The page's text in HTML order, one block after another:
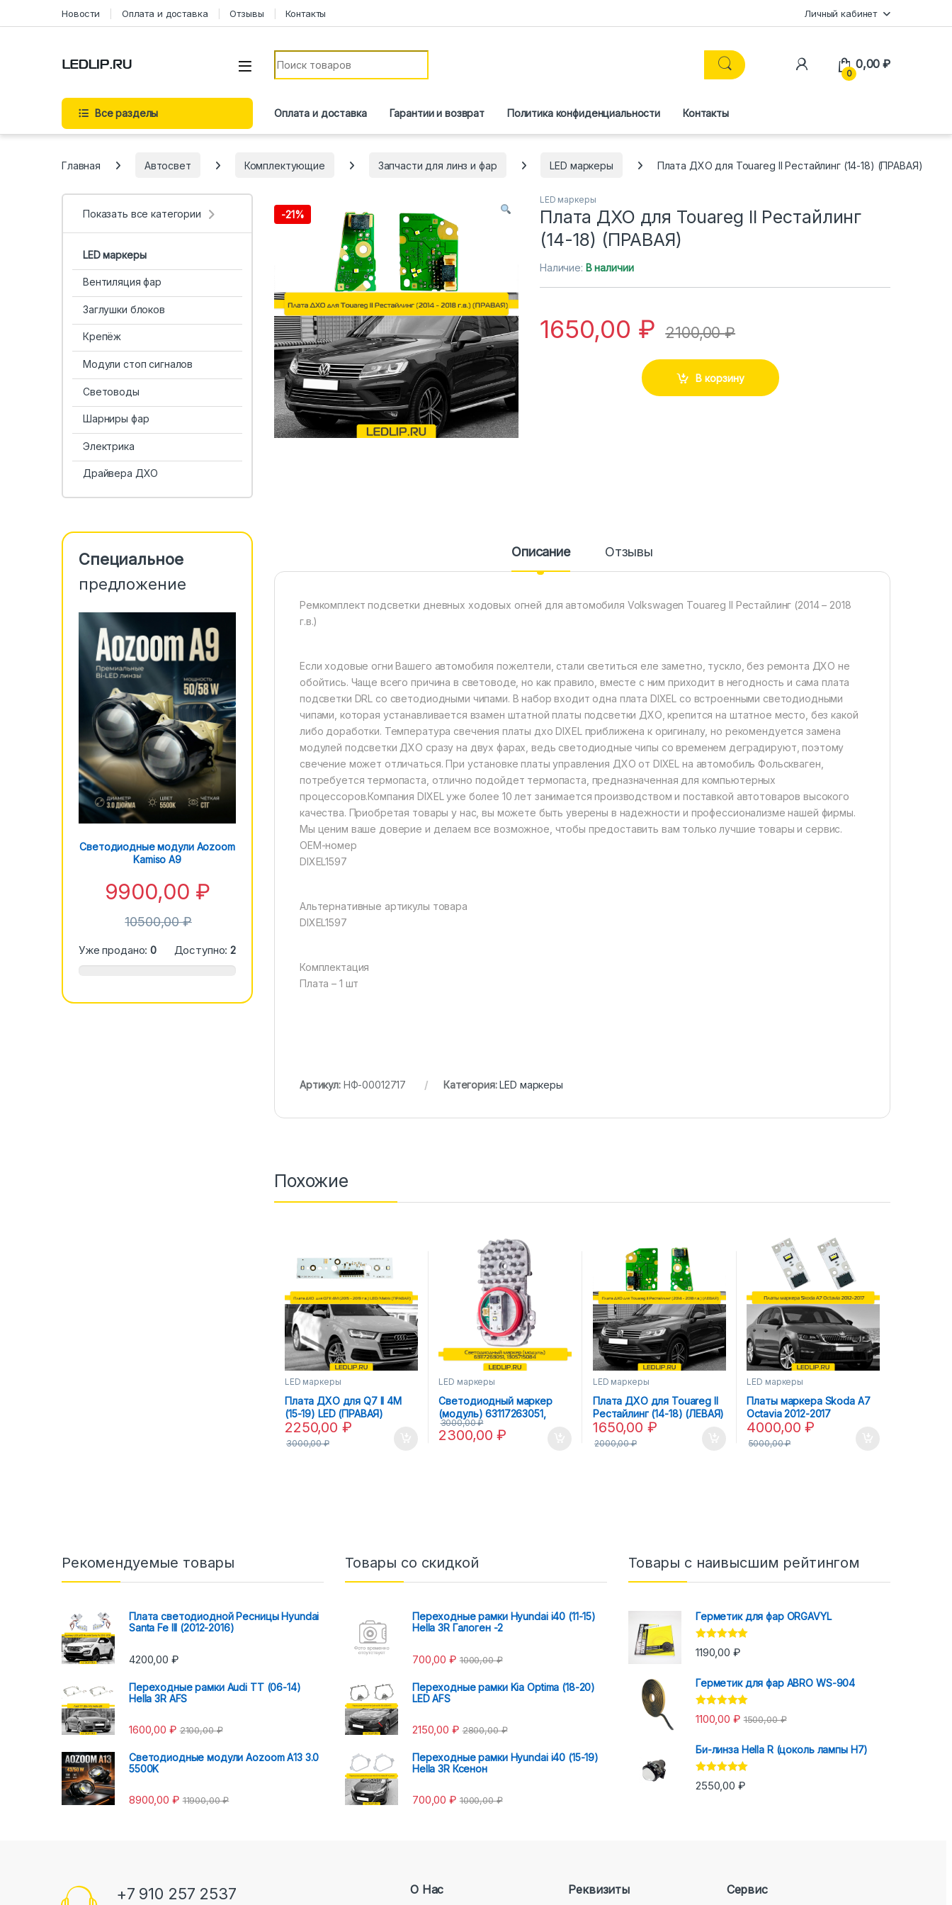
Перейти к содержимому
Новости Оплата и доставка Отзывы Контакты Личный кабинет
Искать:
0
0,00₽
Все разделы Оплата и доставка Гарантии и возврат Политика конфиденциальности Контакты
Главная Автосвет Комплектующие Запчасти для линз и фар LED маркеры Плата ДХО для Touareg II Рестайлинг (14-18) (ПРАВАЯ)
-21%
LED маркеры
Плата ДХО для Touareg II Рестайлинг
(14-18) (ПРАВАЯ)
Наличие: В наличии
1650,00 ₽ 2100,00₽
В корзину
Описание Отзывы
Ремкомплект подсветки дневных ходовых огней для автомобиля Volkswagen Touareg II Рестайлинг (2014 – 2018
г.в.)
Если ходовые огни Вашего автомобиля пожелтели, стали светиться еле заметно, тускло, без ремонта ДХО не
обойтись. Чаще всего причина в световоде, но как правило, вместе с ним приходит в негодность и сама плата
подсветки DRL со светодиодными чипами. В набор входит одна плата DIXEL со встроенными светодиодными
чипами, которая устанавливается взамен штатной платы подсветки ДХО, крепится на штатное место, без какой
либо доработки. Температура свечения платы дхо DIXEL приближена к оригиналу, но рекомендуется замена
модулей подсветки ДХО сразу на двух фарах, ведь светодиодные чипы со временем деградируют, поэтому
свечение может отличаться. При установке платы управления ДХО от DIXEL на автомобиль Фольскваген,
потребуется термопаста, отлично подойдет термопаста, предназначенная для компьютерных
процессоров.Компания DIXEL уже более 10 лет занимается производством и поставкой автотоваров высокого
качества. Приобретая товары у нас, вы можете быть уверены в надежности и профессионализме нашей фирмы.
Мы ценим ваше доверие и делаем все возможное, чтобы предоставить вам только лучшие товары и сервис.
OEM-номер
DIXEL1597
Альтернативные артикулы товара
DIXEL1597
Комплектация
Плата – 1 шт
Артикул: НФ-00012717 Категория:LED маркеры
Похожие
LED маркеры
Плата ДХО для Q7 II 4M
(15-19) LED (ПРАВАЯ)
2250,00 ₽
3000,00₽
LED маркеры
Светодиодный маркер
(модуль) 63117263051,
1305715084
2300,00₽
3000,00₽
LED маркеры
Плата ДХО для Touareg II
Рестайлинг (14-18) (ЛЕВАЯ)
1650,00 ₽
2000,00₽
LED маркеры
Платы маркера Skoda A7
Octavia 2012-2017
4000,00₽
5000,00₽
Показать все категории
LED маркеры
Вентиляция фар
Заглушки блоков
Крепёж
Модули стоп сигналов
Световоды
Шарниры фар
Электрика
Драйвера ДХО
Специальное
предложение
Светодиодные модули Aozoom
Kamiso A9
9900,00 ₽
10500,00₽
Уже продано:0 Доступно:2
Рекомендуемые товары
Плата светодиодной Ресницы Hyundai
Santa Fe III (2012-2016)
4200,00 ₽
Переходные рамки Audi TT (06-14)
Hella 3R AFS
1600,00 ₽ 2100,00₽
Светодиодные модули Aozoom A13 3.0
5500K
8900,00 ₽ 11900,00₽
Товары со скидкой
Переходные рамки Hyundai i40 (11-15)
Hella 3R Галоген -2
700,00₽ 1000,00₽
Переходные рамки Kia Optima (18-20)
LED AFS
2150,00 ₽ 2800,00₽
Переходные рамки Hyundai i40 (15-19)
Hella 3R Ксенон
700,00₽ 1000,00₽
Товары с наивысшим рейтингом
Герметик для фар ORGAVYL
Оценка 5.00
из 5
1190,00 ₽
Герметик для фар ABRO WS-904
Оценка 5.00
из 5
1100,00 ₽ 1500,00₽
Би-линза Hella R (цоколь лампы H7)
Оценка5.00
из 5
2550,00 ₽
+7 910 257 2537 О Нас Реквизиты Сервис